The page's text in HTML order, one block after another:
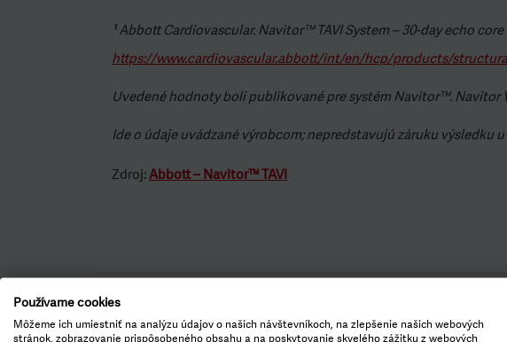
¹ Abbott Cardiovascular. Navitor™ TAVI System – 30-day echo
https://www.cardiovascular.abbott/int/en/hcp/products/
Uvedené hodnoty boli publikované pre systém Navitor™. Navitor
Ide o údaje uvádzané výrobcom; nepredstavujú záruku výsledku
Zdroj:Abbott – Navitor™ TAVI
Zdravotnícke pomôcky sú určené
Používame cookies
Môžeme ich umiestniť na analýzu údajov o našich návštevníkoch, na zlepšenie našich webových
stránok, zobrazovanie prispôsobeného obsahu a na poskytovanie skvelého zážitku z webových